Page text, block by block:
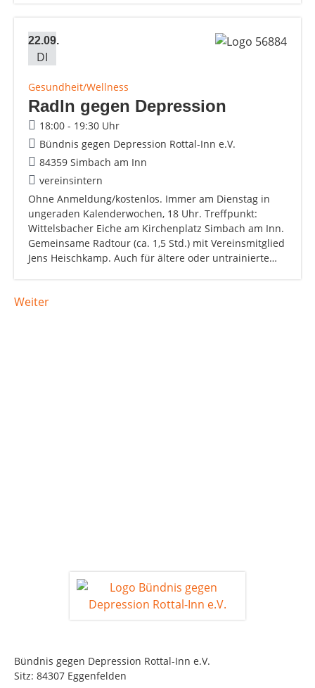
Bündnis gegen Depression Rottal-Inn e.V.
Sitz: 84307 Eggenfelden
22.09.
DI
Gesundheit/Wellness
Radln gegen Depression
18:00 - 19:30 Uhr
Bündnis gegen Depression Rottal-Inn e.V.
84359 Simbach am Inn
vereinsintern
Ohne Anmeldung/kostenlos. Immer am Dienstag in
ungeraden Kalenderwochen, 18 Uhr. Treffpunkt:
Wittelsbacher Eiche am Kirchenplatz Simbach am Inn.
Gemeinsame Radtour (ca. 1,5 Std.) mit Vereinsmitglied
Jens Heischkamp. Auch für ältere oder untrainierte…
Weiter